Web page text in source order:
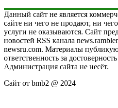
Данный сайт не является
сайте ни чего не продают, ни
услуги не оказываются. Сайт
новостей RSS канала
newsru.com. Материалы
ответственность за
Администрация сайта не несёт.
Сайт от bmb2 @ 2024